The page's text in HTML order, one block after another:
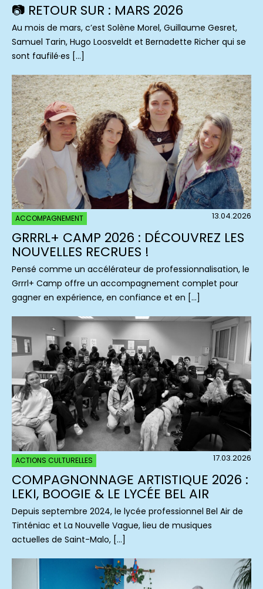
📷 RETOUR SUR : MARS 2026
Au mois de mars, c’est Solène Morel, Guillaume Gesret,
Samuel Tarin, Hugo Loosveldt et Bernadette Richer qui se
sont faufilé·es […]
ACCOMPAGNEMENT 13.04.2026
GRRRL+ CAMP 2026 : DÉCOUVREZ LES
NOUVELLES RECRUES !
Pensé comme un accélérateur de professionnalisation, le
Grrrl+ Camp offre un accompagnement complet pour
gagner en expérience, en confiance et en […]
ACTIONS CULTURELLES 17.03.2026
COMPAGNONNAGE ARTISTIQUE 2026 :
LEKI, BOOGIE & LE LYCÉE BEL AIR
Depuis septembre 2024, le lycée professionnel Bel Air de
Tinténiac et La Nouvelle Vague, lieu de musiques
actuelles de Saint-Malo, […]